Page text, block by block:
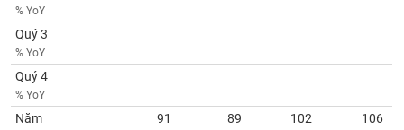
% YoY
Quý 3
% YoY
Quý 4
% YoY
Năm 91 89 102 106